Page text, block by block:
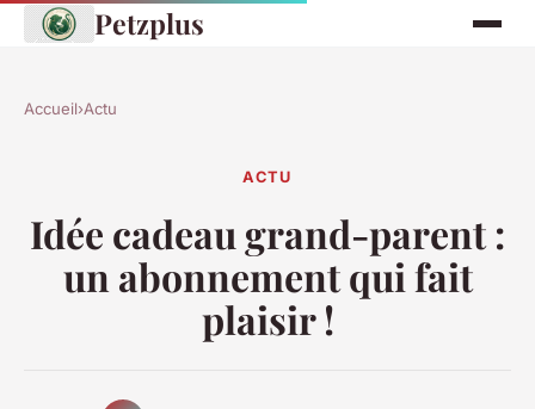
Petzplus
Accueil›Actu
ACTU
Idée cadeau grand-parent :
un abonnement qui fait
plaisir !